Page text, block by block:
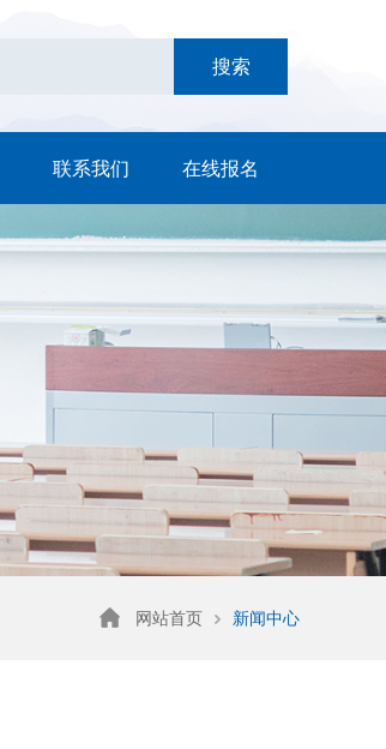
搜索
联系我们 在线报名
网站首页 新闻中心